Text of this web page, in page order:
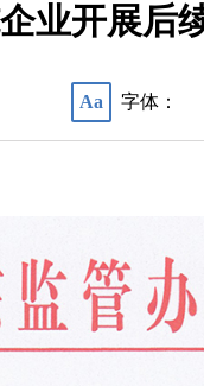
业开展后
Aa 字体：